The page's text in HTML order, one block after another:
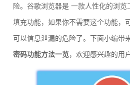
险。谷歌浏览器是 一款人性化的浏
填充功能，如果你不需要这个功能，
可以信息泄漏的危险了。下面小编带
密码功能方法一览，欢迎感兴趣的用